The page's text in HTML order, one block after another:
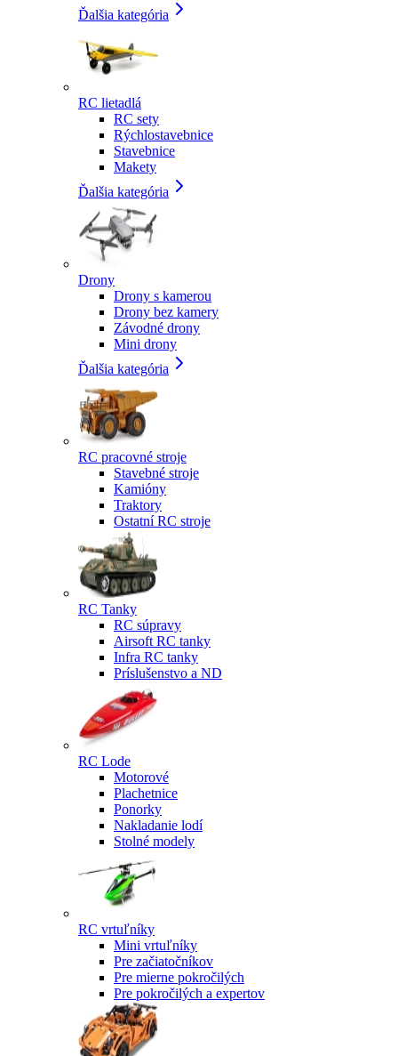
Ďalšia kategória
RC lietadlá
RC sety
Rýchlostavebnice
Stavebnice
Makety
Ďalšia kategória
Drony
Drony s kamerou
Drony bez kamery
Závodné drony
Mini drony
Ďalšia kategória
RC pracovné stroje
Stavebné stroje
Kamióny
Traktory
Ostatní RC stroje
RC Tanky
RC súpravy
Airsoft RC tanky
Infra RC tanky
Príslušenstvo a ND
RC Lode
Motorové
Plachetnice
Ponorky
Nakladanie lodí
Stolné modely
RC vrtuľníky
Mini vrtuľníky
Pre začiatočníkov
Pre mierne pokročilých
Pre pokročilých a expertov